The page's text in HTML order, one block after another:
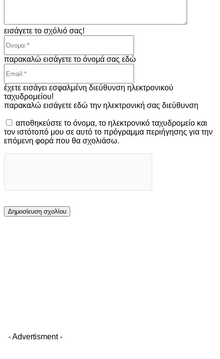
εισάγετε το σχόλιό σας!
παρακαλώ εισάγετε το όνομά σας εδώ
έχετε εισάγει εσφαλμένη διεύθυνση ηλεκτρονικού
ταχυδρομείου!
παρακαλώ εισάγετε εδώ την ηλεκτρονική σας διεύθυνση
αποθηκεύστε το όνομα, το ηλεκτρονικό ταχυδρομείο και
τον ιστότοπό μου σε αυτό το πρόγραμμα περιήγησης για την
επόμενη φορά που θα σχολιάσω.
- Advertisment -